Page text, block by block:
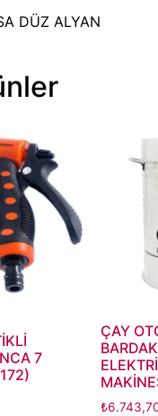
DÜZ ALYAN
7
ÇAY
₺